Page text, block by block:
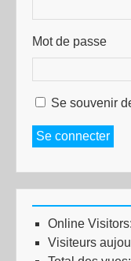
Mot de passe
Se souvenir
Se connecter
Online Visitors:
Visiteurs